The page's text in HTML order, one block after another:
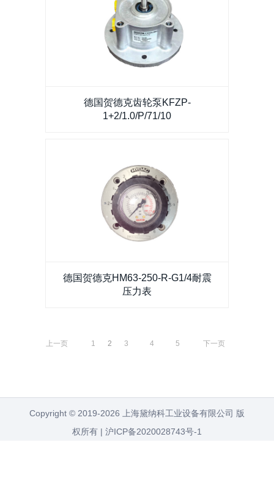
德国贺德克齿轮泵KFZP-
1+2/1.0/P/71/10
德国贺德克HM63-250-R-G1/4耐震
压力表
上一页 1 2 3 4 5 下一页
Copyright © 2019-2026 上海黛纳科工业设备有限公司 版
权所有 | 沪ICP备2020028743号-1